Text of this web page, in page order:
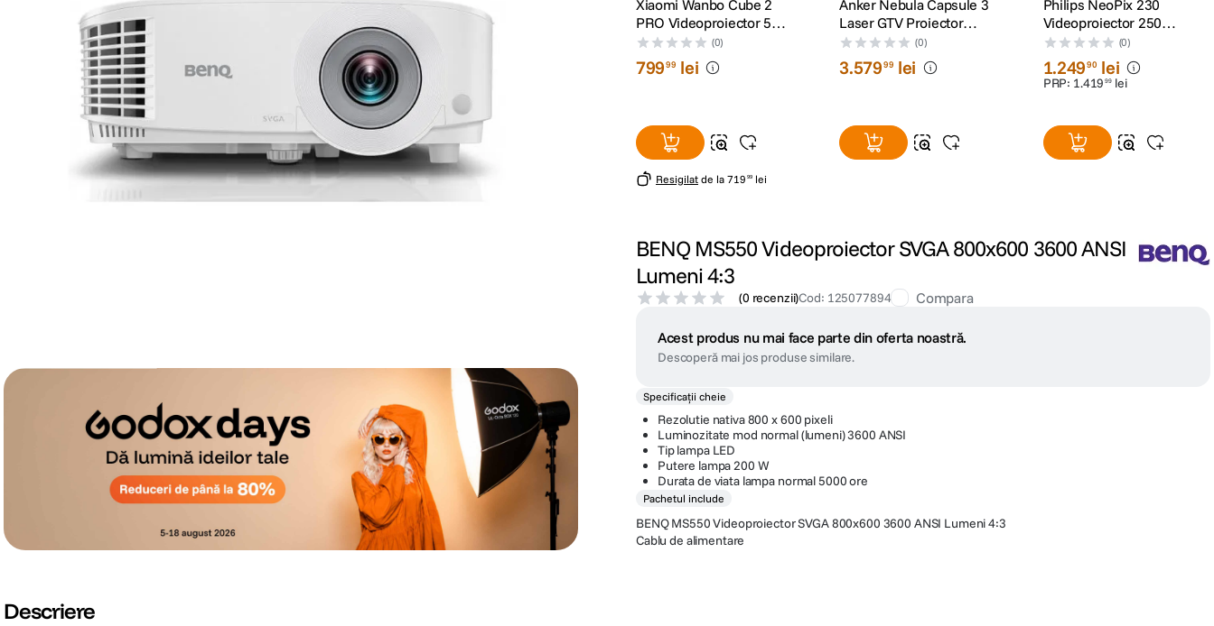
9 insta 360
Xiaomi Wanbo Cube 2
PRO Videoproiector 500
lumeni Full HD
1920x1080 Android TV
11 Verde
(0)
79999 lei
Resigilat de la 719 99 lei
Anker Nebula Capsule 3
Laser GTV Proiector
Video Portabil 1080p
WiFi 300 ANSI Lumeni
Dolby Digital Negru
(0)
3.57999 lei
Philips NeoPix 230
Videoproiector 250
Lumeni 1280 x 720
HDMI Wi-Fi Alb
(0)
1.24990 lei
PRP: 1.419 99 lei
BENQ MS550 Videoproiector SVGA 800x600 3600 ANSI
Lumeni 4:3
(0 recenzii)Cod: 125077894 Compara
Acest produs nu mai face parte din oferta noastră.
Descoperă mai jos produse similare.
Specificații cheie
Rezolutie nativa 800 x 600 pixeli
Luminozitate mod normal (lumeni) 3600 ANSI
Tip lampa LED
Putere lampa 200 W
Durata de viata lampa normal 5000 ore
Pachetul include
BENQ MS550 Videoproiector SVGA 800x600 3600 ANSI Lumeni 4:3
Cablu de alimentare
Descriere